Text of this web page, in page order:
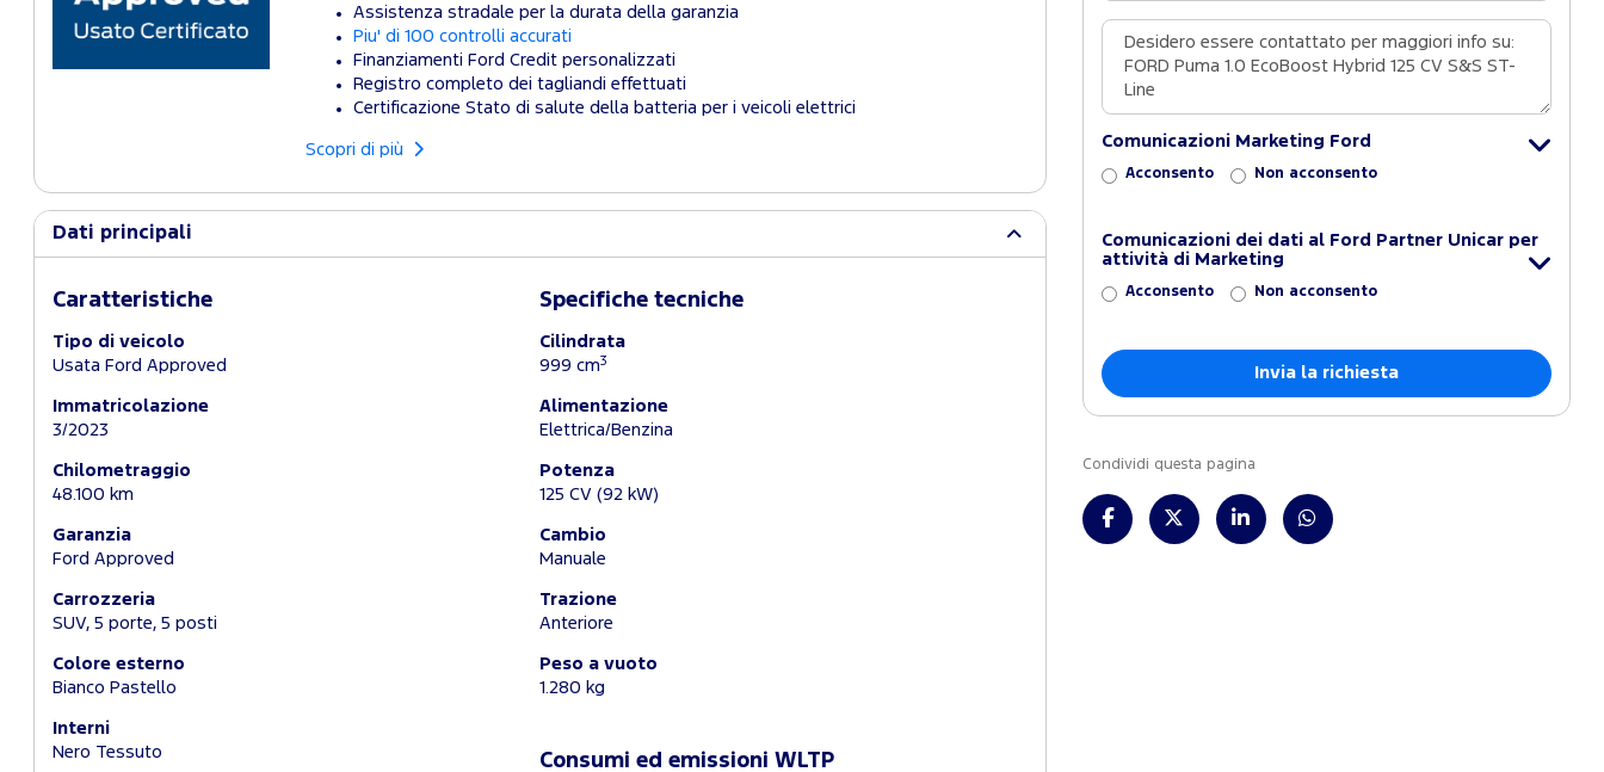
Assistenza stradale per la durata della garanzia
Piu' di 100 controlli accurati
Finanziamenti Ford Credit personalizzati
Registro completo dei tagliandi effettuati
Certificazione Stato di salute della batteria per i veicoli elettrici
Scopri di più
Dati principali
Caratteristiche
Tipo di veicolo
Usata Ford Approved
Immatricolazione
3/2023
Chilometraggio
48.100 km
Garanzia
Ford Approved
Carrozzeria
SUV, 5 porte, 5 posti
Colore esterno
Bianco Pastello
Interni
Nero Tessuto
Specifiche tecniche
Cilindrata
999 cm3
Alimentazione
Elettrica/Benzina
Potenza
125 CV (92 kW)
Cambio
Manuale
Trazione
Anteriore
Peso a vuoto
1.280 kg
Consumi ed emissioni WLTP
Comunicazioni Marketing Ford
Acconsento Non acconsento
Comunicazioni dei dati al Ford Partner Unicar per
attività di Marketing
Acconsento Non acconsento
Condividi questa pagina